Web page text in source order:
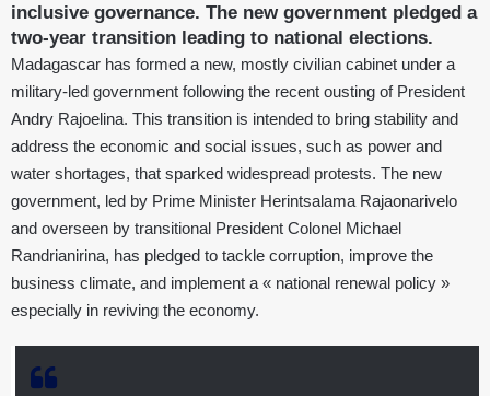
inclusive governance. The new government pledged a
two-year transition leading to national elections.
Madagascar has formed a new, mostly civilian cabinet under a
military-led government following the recent ousting of President
Andry Rajoelina. This transition is intended to bring stability and
address the economic and social issues, such as power and
water shortages, that sparked widespread protests. The new
government, led by Prime Minister Herintsalama Rajaonarivelo
and overseen by transitional President Colonel Michael
Randrianirina, has pledged to tackle corruption, improve the
business climate, and implement a « national renewal policy »
especially in reviving the economy.